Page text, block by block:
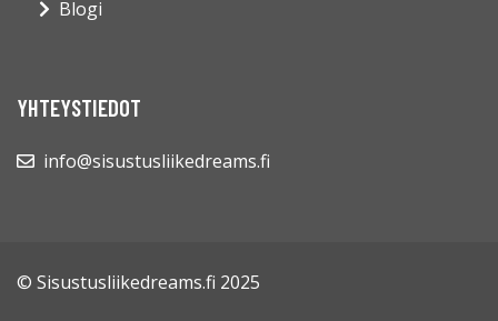
Blogi
YHTEYSTIEDOT
info@sisustusliikedreams.fi
© Sisustusliikedreams.fi 2025